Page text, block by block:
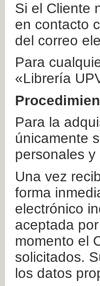
Si el Cliente
en contacto
del correo
Para
«Librería
Para la
únicamente
personales
Una vez
forma
electrónico
aceptada
momento el
solicitados.
los datos